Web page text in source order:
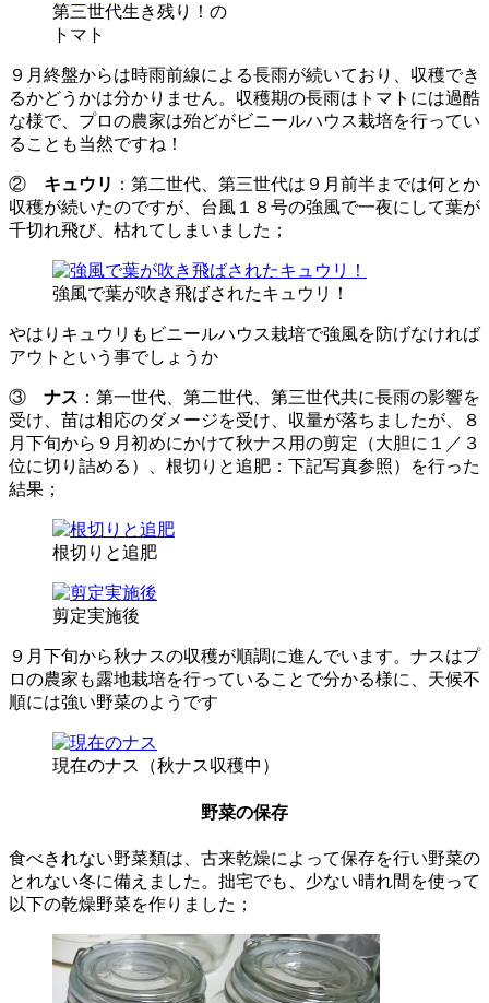
第三世代生き残り！の
トマト
９月終盤からは時雨前線による長雨が続いており、収穫でき
るかどうかは分かりません。収穫期の長雨はトマトには過酷
な様で、プロの農家は殆どがビニールハウス栽培を行ってい
ることも当然ですね！
② キュウリ ：第二世代、第三世代は９月前半までは何とか
収穫が続いたのですが、台風１８号の強風で一夜にして葉が
千切れ飛び、枯れてしまいました；
強風で葉が吹き飛ばされたキュウリ！
やはりキュウリもビニールハウス栽培で強風を防げなければ
アウトという事でしょうか
③ ナス ：第一世代、第二世代、第三世代共に長雨の影響を
受け、苗は相応のダメージを受け、収量が落ちましたが、８
月下旬から９月初めにかけて秋ナス用の剪定（大胆に１／３
位に切り詰める）、根切りと追肥：下記写真参照）を行った
結果；
根切りと追肥
剪定実施後
９月下旬から秋ナスの収穫が順調に進んでいます。ナスはプ
ロの農家も露地栽培を行っていることで分かる様に、天候不
順には強い野菜のようです
現在のナス（秋ナス収穫中）
野菜の保存
食べきれない野菜類は、古来乾燥によって保存を行い野菜の
とれない冬に備えました。拙宅でも、少ない晴れ間を使って
以下の乾燥野菜を作りました；